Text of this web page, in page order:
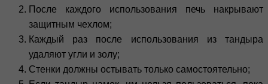
После каждого использования печь накрывают
защитным чехлом;
Каждый раз после использования из тандыра
удаляют угли и золу;
Стенки должны остывать только самостоятельно;